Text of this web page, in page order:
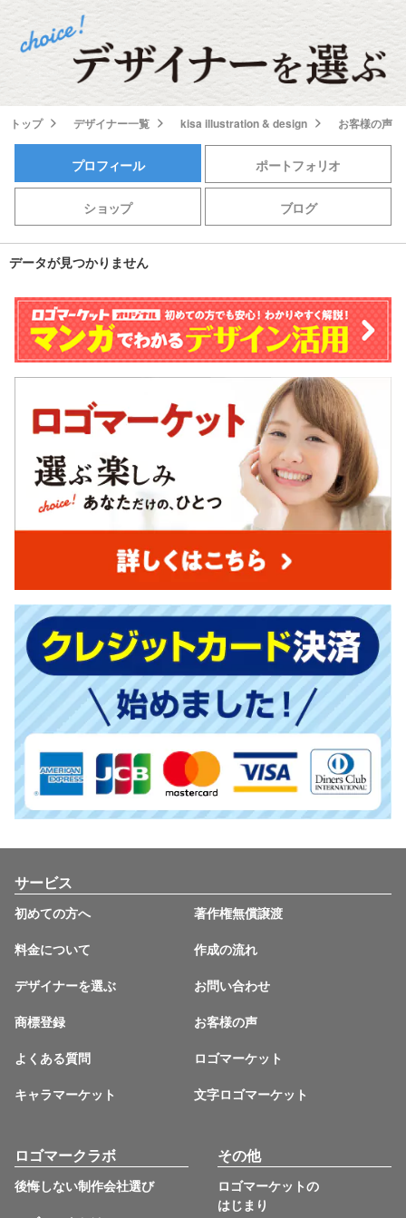
トップ デザイナー一覧 kisa illustration & design お客様の声
プロフィール ポートフォリオ
ショップ ブログ
データが見つかりません
サービス
初めての方へ
著作権無償譲渡
料金について
作成の流れ
デザイナーを選ぶ
お問い合わせ
商標登録
お客様の声
よくある質問
ロゴマーケット
キャラマーケット
文字ロゴマーケット
ロゴマークラボ
後悔しない制作会社選び
その他
ロゴマーケットの
はじまり